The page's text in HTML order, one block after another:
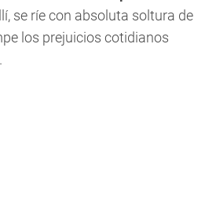
se ríe con absoluta soltura de
los prejuicios cotidianos